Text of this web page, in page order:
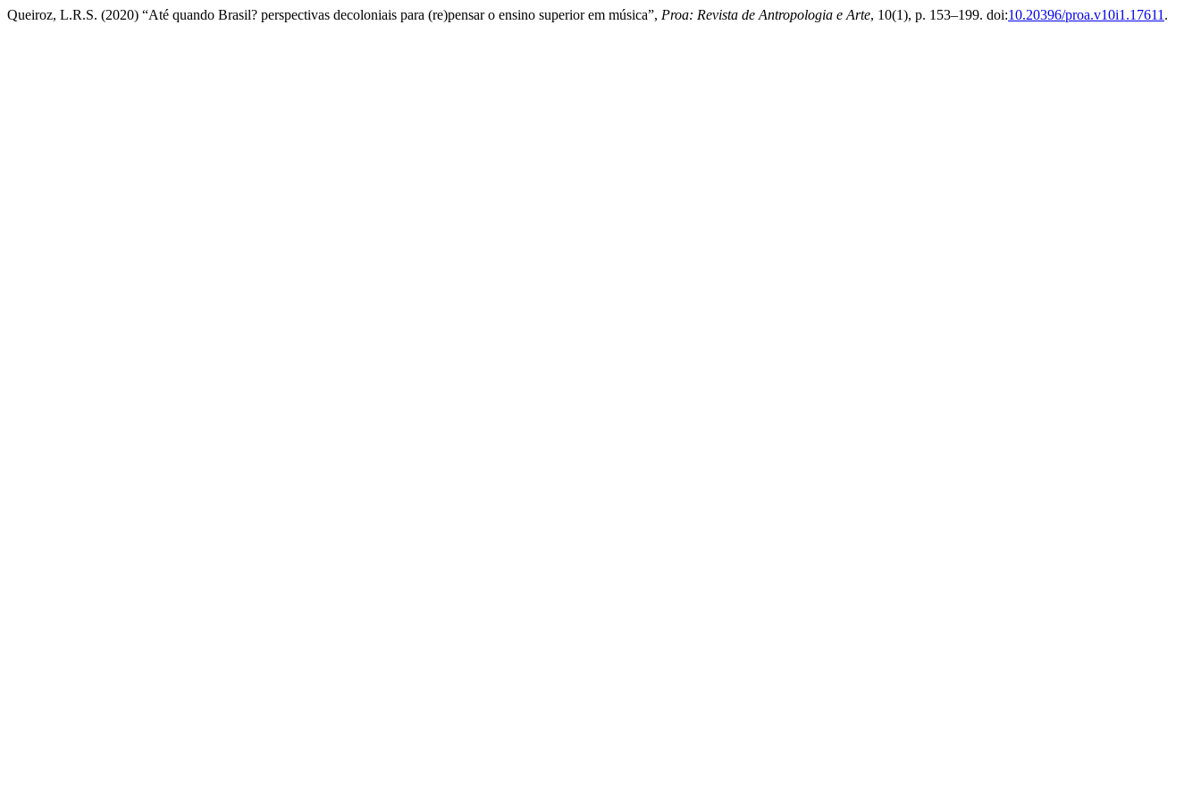
Queiroz, L.R.S. (2020) “Até quando Brasil? perspectivas decoloniais para (re)pensar o ensino superior em música”, Proa: Revista de Antropologia e Arte, 10(1), p. 153–199. doi:10.20396/proa.v10i1.17611 .